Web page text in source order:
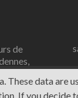
de
These data
If you